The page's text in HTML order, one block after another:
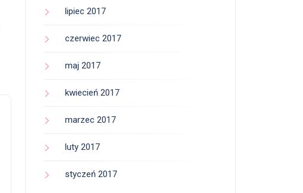
lipiec 2017
czerwiec 2017
maj 2017
kwiecień 2017
marzec 2017
luty 2017
styczeń 2017